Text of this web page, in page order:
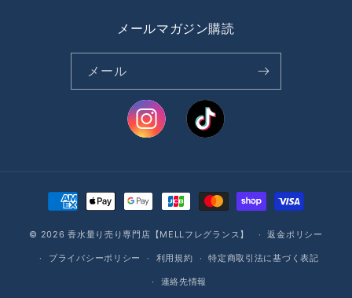
メールマガジン購読
メール
決
済
方
法
© 2026香水量り売り専門店【MELLフレグランス】 返金ポリシー
プライバシーポリシー 利用規約 特定商取引法に基づく表記
連絡先情報